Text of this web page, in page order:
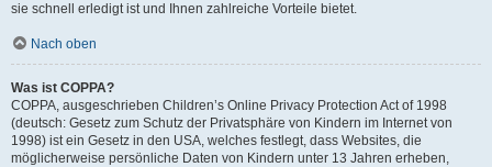
sie schnell erledigt ist und Ihnen zahlreiche Vorteile bietet.
Nach oben
Was ist COPPA?
COPPA, ausgeschrieben Children’s Online Privacy Protection Act of 1998
(deutsch: Gesetz zum Schutz der Privatsphäre von Kindern im Internet von
1998) ist ein Gesetz in den USA, welches festlegt, dass Websites, die
möglicherweise persönliche Daten von Kindern unter 13 Jahren erheben,